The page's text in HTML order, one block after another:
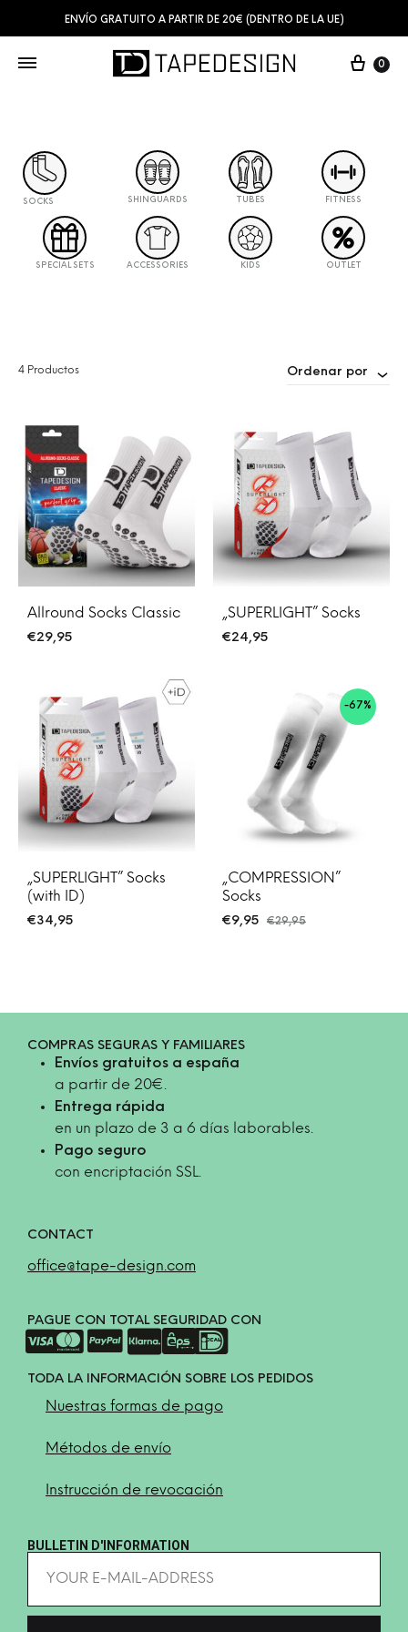
ENVÍO GRATUITO A PARTIR DE 20€ (DENTRO DE LA UE)
0
4 Productos Ordenar por
Allround Socks Classic
€29,95
„SUPERLIGHT” Socks
€24,95
„SUPERLIGHT” Socks
(with ID)
€34,95
-67%
„COMPRESSION”
Socks
€9,95 €29,95
SOCKS SHINGUARDS TUBES FITNESS
SPECIAL SETS ACCESSORIES KIDS OUTLET
COMPRAS SEGURAS Y FAMILIARES
Envíos gratuitos a españa
a partir de 20€.
Entrega rápida
en un plazo de 3 a 6 días laborables.
Pago seguro
con encriptación SSL.
CONTACT
office@tape-design.com
PAGUE CON TOTAL SEGURIDAD CON
TODA LA INFORMACIÓN SOBRE LOS PEDIDOS
Nuestras formas de pago
Métodos de envío
Instrucción de revocación
BULLETIN D'INFORMATION